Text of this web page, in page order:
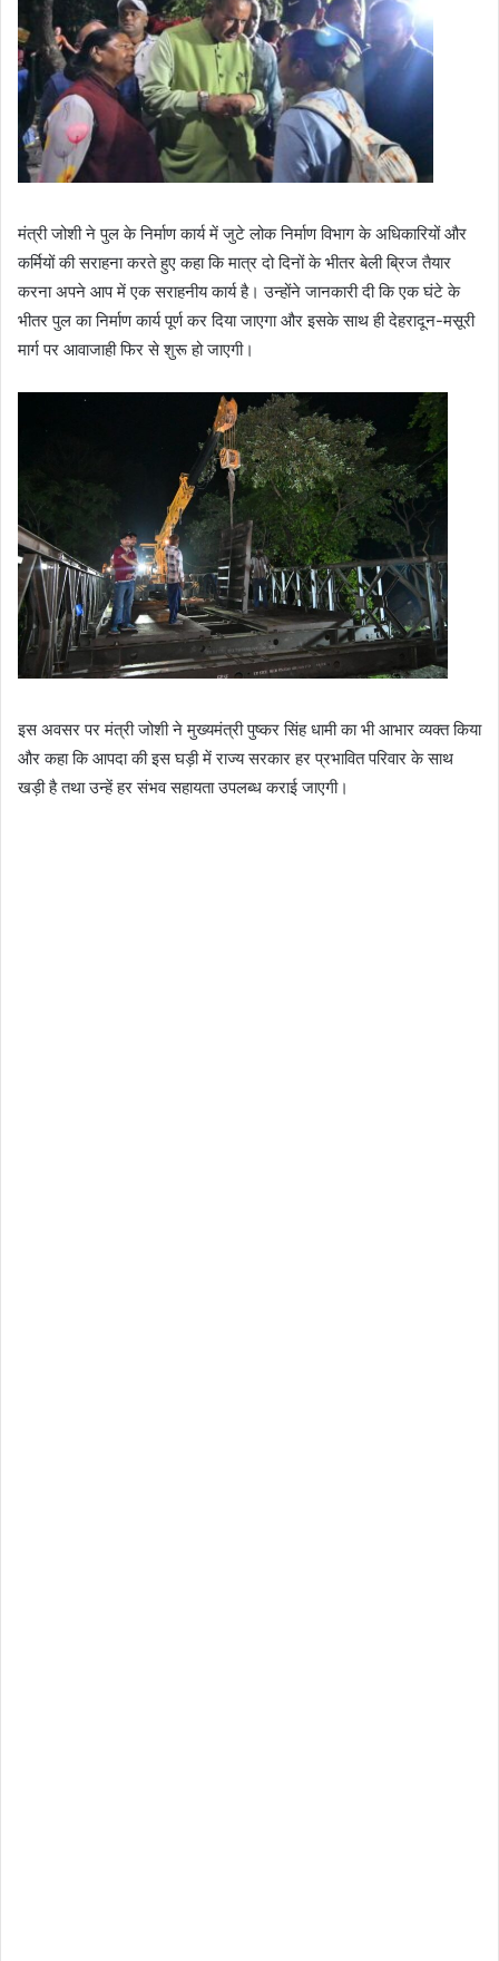
मंत्री जोशी ने पुल के निर्माण कार्य में जुटे लोक निर्माण विभाग के अधिकारियों और
कर्मियों की सराहना करते हुए कहा कि मात्र दो दिनों के भीतर बेली ब्रिज तैयार
करना अपने आप में एक सराहनीय कार्य है। उन्होंने जानकारी दी कि एक घंटे के
भीतर पुल का निर्माण कार्य पूर्ण कर दिया जाएगा और इसके साथ ही देहरादून-मसूरी
मार्ग पर आवाजाही फिर से शुरू हो जाएगी।
इस अवसर पर मंत्री जोशी ने मुख्यमंत्री पुष्कर सिंह धामी का भी आभार व्यक्त किया
और कहा कि आपदा की इस घड़ी में राज्य सरकार हर प्रभावित परिवार के साथ
खड़ी है तथा उन्हें हर संभव सहायता उपलब्ध कराई जाएगी।